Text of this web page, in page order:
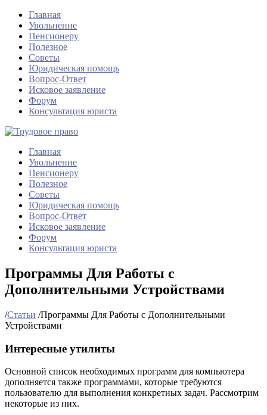
Главная
Увольнение
Пенсионеру
Полезное
Советы
Юридическая помощь
Вопрос-Ответ
Исковое заявление
Форум
Консультация юриста
Главная
Увольнение
Пенсионеру
Полезное
Советы
Юридическая помощь
Вопрос-Ответ
Исковое заявление
Форум
Консультация юриста
Программы Для Работы с
Дополнительными Устройствами
/Статьи /Программы Для Работы с Дополнительными
Устройствами
Интересные утилиты
Основной список необходимых программ для компьютера
дополняется также программами, которые требуются
пользователю для выполнения конкретных задач. Рассмотрим
некоторые из них.